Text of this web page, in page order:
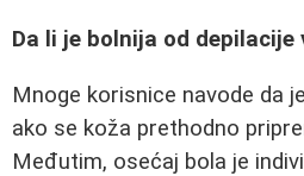
Da li je bolnija od depilacije
Mnoge korisnice navode da
ako se koža prethodno
Međutim, osećaj bola je